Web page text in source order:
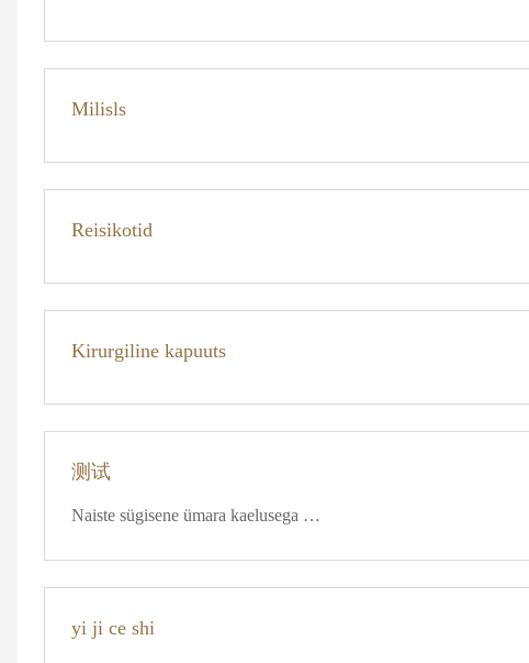
Milisls
Reisikotid
Kirurgiline kapuuts
测试
Naiste sügisene ümara kaelusega kampsun
yi ji ce shi